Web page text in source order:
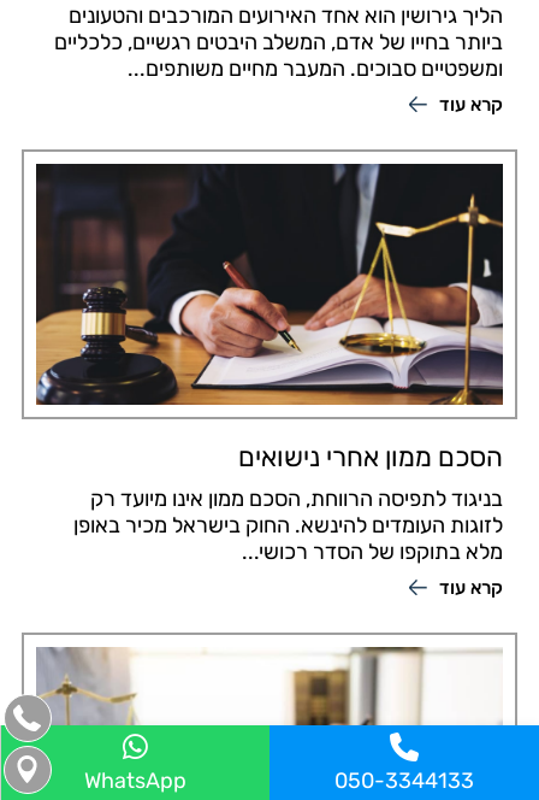
הליך גירושין הוא אחד האירועים המורכבים והטעונים
ביותר בחייו של אדם, המשלב היבטים רגשיים, כלכליים
ומשפטיים סבוכים. המעבר מחיים משותפים...
קרא עוד
הסכם ממון אחרי נישואים
בניגוד לתפיסה הרווחת, הסכם ממון אינו מיועד רק
לזוגות העומדים להינשא. החוק בישראל מכיר באופן
מלא בתוקפו של הסדר רכושי...
קרא עוד
050-3344133
WhatsApp